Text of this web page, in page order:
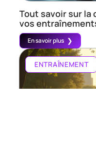
Tout savoir sur
vos
En savoir plus
ENTRAÎNEMENT